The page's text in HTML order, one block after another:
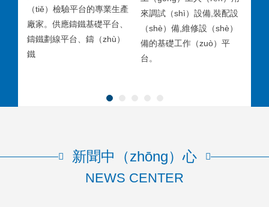
（tiě）檢驗平台的專業生產
廠家。供應鑄鐵基礎平台、
鑄鐵劃線平台、鑄（zhù）
鐵
來調試（shì）設備,裝配設
（shè）備,維修設（shè）
備的基礎工作（zuò）平
台。
新聞中（zhōng）心
NEWS CENTER